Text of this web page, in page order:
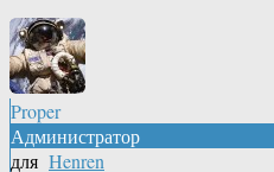
Proper
Администратор
для Henren